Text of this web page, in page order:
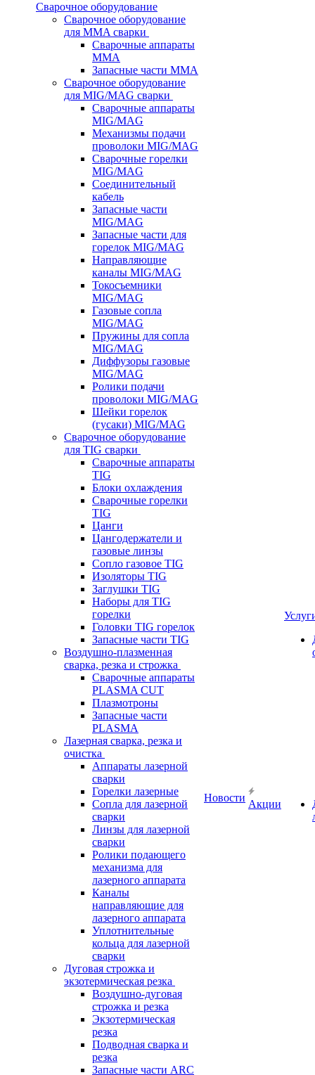
Сварочное оборудование
Сварочное оборудование
для MMA сварки
Сварочные аппараты
MMA
Запасные части MMA
Сварочное оборудование
для MIG/MAG сварки
Сварочные аппараты
MIG/MAG
Механизмы подачи
проволоки MIG/MAG
Сварочные горелки
MIG/MAG
Соединительный
кабель
Запасные части
MIG/MAG
Запасные части для
горелок MIG/MAG
Направляющие
каналы MIG/MAG
Токосъемники
MIG/MAG
Газовые сопла
MIG/MAG
Пружины для сопла
MIG/MAG
Диффузоры газовые
MIG/MAG
Ролики подачи
проволоки MIG/MAG
Шейки горелок
(гусаки) MIG/MAG
Сварочное оборудование
для TIG сварки
Сварочные аппараты
TIG
Блоки охлаждения
Сварочные горелки
TIG
Цанги
Цангодержатели и
газовые линзы
Сопло газовое TIG
Изоляторы TIG
Заглушки TIG
Наборы для TIG
горелки
Головки TIG горелок
Запасные части TIG
Воздушно-плазменная
сварка, резка и строжка
Сварочные аппараты
PLASMA CUT
Плазмотроны
Запасные части
PLASMA
Лазерная сварка, резка и
очистка
Аппараты лазерной
сварки
Горелки лазерные
Сопла для лазерной
сварки
Линзы для лазерной
сварки
Ролики подающего
механизма для
лазерного аппарата
Каналы
направляющие для
лазерного аппарата
Уплотнительные
кольца для лазерной
сварки
Дуговая строжка и
экзотермическая резка
Воздушно-дуговая
строжка и резка
Экзотермическая
резка
Подводная сварка и
резка
Запасные части ARC
Новости
Акции